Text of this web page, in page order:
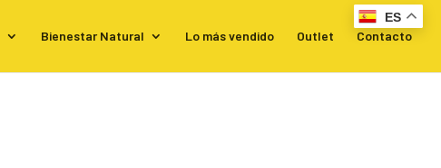
Bienestar Natural Lo más vendido Outlet Contacto
ES